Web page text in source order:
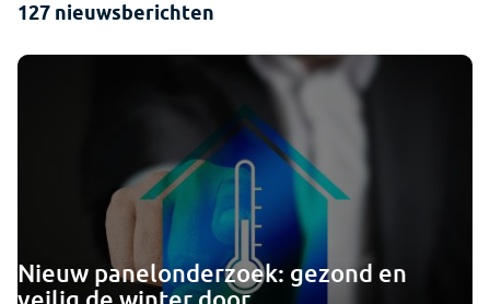
127 nieuwsberichten
Nieuw panelonderzoek: gezond en